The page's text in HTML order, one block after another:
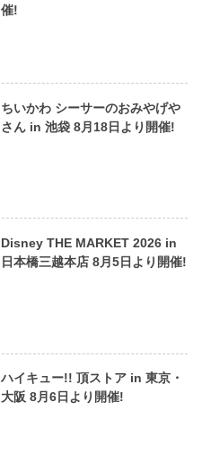
催!
ちいかわ シーサーのおみやげや
さん in 池袋 8月18日より開催!
Disney THE MARKET 2026 in
日本橋三越本店 8月5日より開催!
ハイキュー!! 頂ストア in 東京・
大阪 8月6日より開催!